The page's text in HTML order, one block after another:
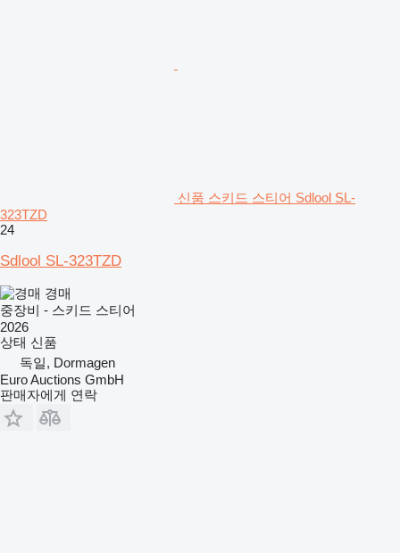
신품 스키드 스티어 Sdlool SL-
323TZD
24
Sdlool SL-323TZD
경매
중장비 - 스키드 스티어
2026
상태 신품
독일, Dormagen
Euro Auctions GmbH
판매자에게 연락